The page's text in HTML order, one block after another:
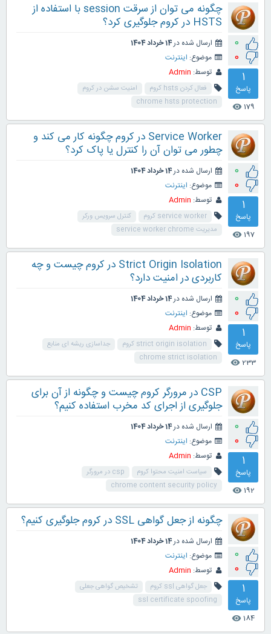
0
0
1
پاسخ
179
visibility
چگونه می توان از سرقت session با استفاده از
HSTS در کروم جلوگیری کرد؟
ارسال شده در14 خرداد 1404
موضوع: اینترنت
توسط: Admin
فعال کردن hsts کروم
امنیت سشن در کروم
chrome hsts protection
0
0
1
پاسخ
197
visibility
Service Worker در کروم چگونه کار می کند و
چطور می توان آن را کنترل یا پاک کرد؟
ارسال شده در14 خرداد 1404
موضوع: اینترنت
توسط: Admin
service worker کروم
کنترل سرویس ورکر
مدیریت service worker chrome
0
0
1
پاسخ
233
visibility
Strict Origin Isolation در کروم چیست و چه
کاربردی در امنیت دارد؟
ارسال شده در14 خرداد 1404
موضوع: اینترنت
توسط: Admin
strict origin isolation کروم
جداسازی ریشه ای منابع
chrome strict isolation
0
0
1
پاسخ
192
visibility
CSP در مرورگر کروم چیست و چگونه از آن برای
جلوگیری از اجرای کد مخرب استفاده کنیم؟
ارسال شده در14 خرداد 1404
موضوع: اینترنت
توسط: Admin
سیاست امنیت محتوا کروم
csp در مرورگر
chrome content security policy
0
0
1
پاسخ
184
visibility
چگونه از جعل گواهی SSL در کروم جلوگیری کنیم؟
ارسال شده در14 خرداد 1404
موضوع: اینترنت
توسط: Admin
جعل گواهی ssl کروم
تشخیص گواهی جعلی
ssl certificate spoofing